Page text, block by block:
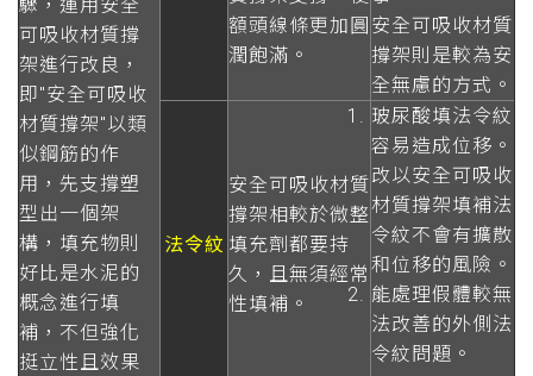
驟，運用安全
可吸收材質撐
架進行改良，
即"安全可吸收
材質撐架"以類
似鋼筋的作
用，先支撐塑
型出一個架
構，填充物則
好比是水泥的
概念進行填
補，不但強化
挺立性且效果
額頭線條更加圓
潤飽滿。
安全可吸收材質
撐架則是較為安
全無慮的方式。
法令紋
安全可吸收材質
撐架相較於微整
填充劑都要持
久，且無須經常
性填補。
玻尿酸填法令紋
容易造成位移。
改以安全可吸收
材質撐架填補法
令紋不會有擴散
和位移的風險。
能處理假體較無
法改善的外側法
令紋問題。